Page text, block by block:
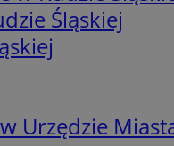
Śląskiej
Urzędzie